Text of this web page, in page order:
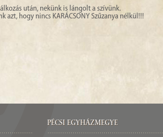
után, nekünk is lángolt a szívünk.
hogy nincs KARÁCSONY Szűzanya nélkül!!!
Pécsi egyházmegye